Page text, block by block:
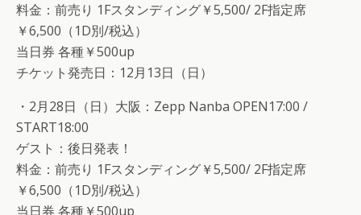
料金：前売り 1Fスタンディング￥5,500/ 2F指定席
￥6,500（1D別/税込）
当日券 各種￥500up
チケット発売日：12月13日（日）
・2月28日（日）大阪：Zepp Nanba OPEN17:00 /
START18:00
ゲスト：後日発表！
料金：前売り 1Fスタンディング￥5,500/ 2F指定席
￥6,500（1D別/税込）
当日券 各種￥500up